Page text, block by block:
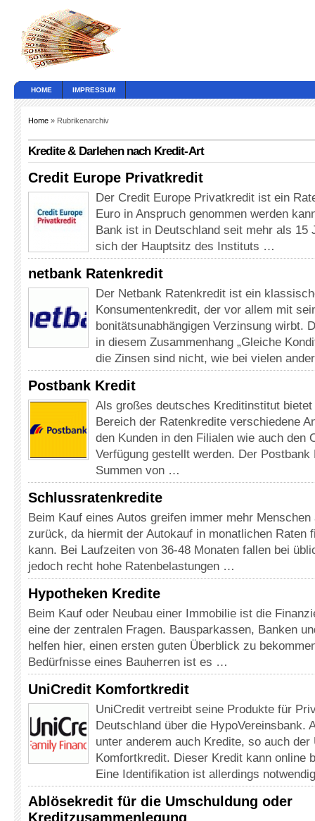
HOME IMPRESSUM
Home » Rubrikenarchiv
Kredite & Darlehen nach Kredit-Art
Credit Europe Privatkredit
Der Credit Europe Privatkredit ist ein
Euro in Anspruch genommen werden
Bank ist in Deutschland seit mehr als 15
sich der Hauptsitz des Instituts …
netbank Ratenkredit
Der Netbank Ratenkredit ist ein
Konsumentenkredit, der vor allem mit
bonitätsunabhängigen Verzinsung wirbt.
in diesem Zusammenhang „Gleiche
die Zinsen sind nicht, wie bei vielen
Postbank Kredit
Als großes deutsches Kreditinstitut
Bereich der Ratenkredite verschiedene
den Kunden in den Filialen wie auch den
Verfügung gestellt werden. Der
Summen von …
Schlussratenkredite
Beim Kauf eines Autos greifen immer mehr Menschen
zurück, da hiermit der Autokauf in monatlichen Raten
kann. Bei Laufzeiten von 36-48 Monaten fallen bei
jedoch recht hohe Ratenbelastungen …
Hypotheken Kredite
Beim Kauf oder Neubau einer Immobilie ist die
eine der zentralen Fragen. Bausparkassen, Banken
helfen hier, einen ersten guten Überblick zu
Bedürfnisse eines Bauherren ist es …
UniCredit Komfortkredit
UniCredit vertreibt seine Produkte für
Deutschland über die HypoVereinsbank.
unter anderem auch Kredite, so auch der
Komfortkredit. Dieser Kredit kann online
Eine Identifikation ist allerdings
Ablösekredit für die Umschuldung oder
Kreditzusammenlegung